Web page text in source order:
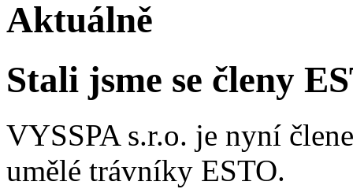
Aktuálně
Stali jsme se členy
VYSSPA s.r.o. je nyní
umělé trávníky ESTO.